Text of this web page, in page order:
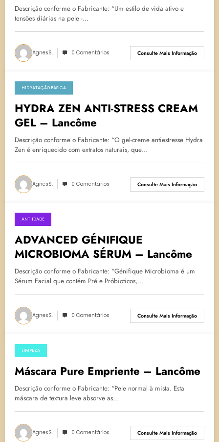
Descrição conforme o Fabricante: “Um estilo de vida ativo e
tensões diárias na pele -…
AgnesS. 0 Comentários Consulte Mais Informação
20 de abril de 2023
HIDRATAÇÃO BÁSICA
HYDRA ZEN ANTI-STRESS CREAM
GEL – Lancôme
Descrição conforme o Fabricante: “O gel-creme antiestresse Hydra
Zen é enriquecido com extratos naturais, que…
AgnesS. 0 Comentários Consulte Mais Informação
13 de outubro de 2022
ANTIIDADE
ADVANCED GÉNIFIQUE
MICROBIOMA SÉRUM – Lancôme
Descrição conforme o Fabricante: “Génifique Microbioma é um
Sérum Facial que contém Pré e Próbioticos,…
AgnesS. 0 Comentários Consulte Mais Informação
29 de novembro de 2011
LIMPEZA
Máscara Pure Empriente – Lancôme
Descrição conforme o Fabricante: “Pele normal à mista. Esta
máscara de textura leve absorve as…
AgnesS. 0 Comentários Consulte Mais Informação